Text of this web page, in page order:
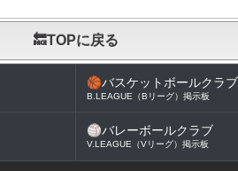
🔙TOPに戻る
🏀バスケットボールクラブ
B.LEAGUE（Bリーグ）掲示板
🏐バレーボールクラブ
V.LEAGUE（Vリーグ）掲示板